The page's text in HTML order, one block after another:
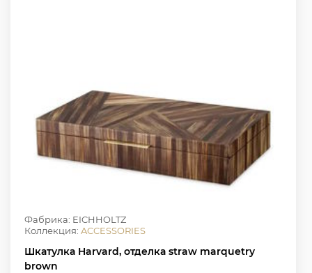
Фабрика: EICHHOLTZ
Коллекция: ACCESSORIES
Шкатулка Harvard, отделка straw marquetry
brown